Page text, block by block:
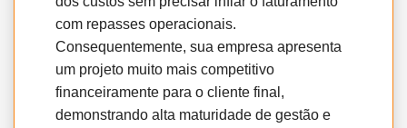
com repasses operacionais.
Consequentemente, sua empresa apresenta
um projeto muito mais competitivo
financeiramente para o cliente final,
demonstrando alta maturidade de gestão e